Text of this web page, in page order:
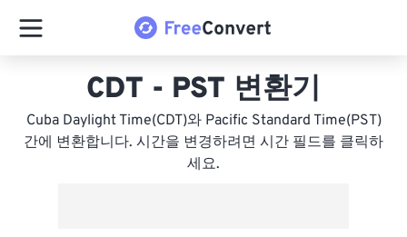
CDT - PST 변환기
Cuba Daylight Time(CDT)와 Pacific Standard Time(PST)
간에 변환합니다. 시간을 변경하려면 시간 필드를 클릭하
세요.